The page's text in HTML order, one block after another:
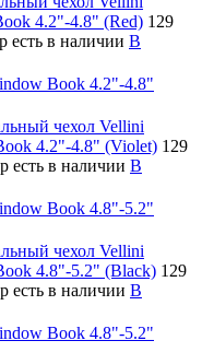
4.2"-4.8" (Red) 129
есть в наличии В
Book 4.2"-4.8"
чехол Vellini
4.2"-4.8" (Violet) 129
есть в наличии В
Book 4.8"-5.2"
чехол Vellini
4.8"-5.2" (Black) 129
есть в наличии В
Book 4.8"-5.2"